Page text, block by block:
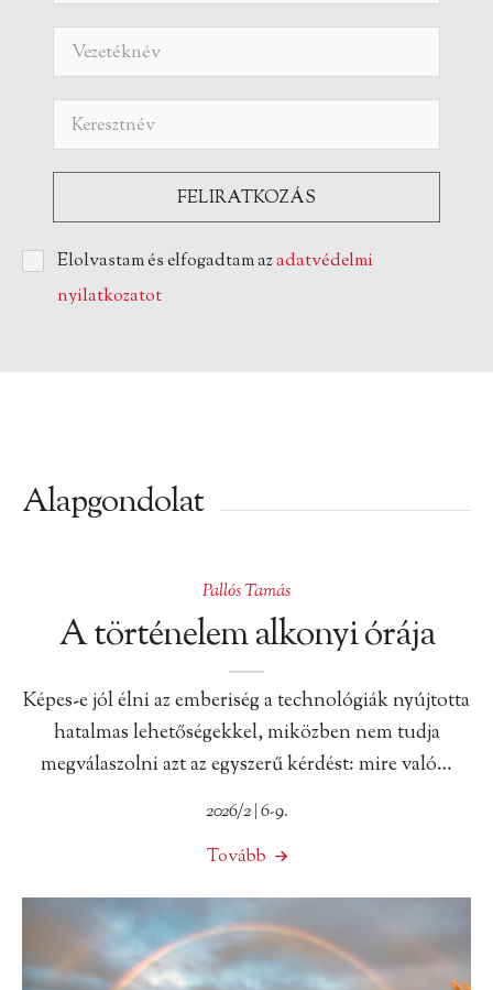
Elolvastam és elfogadtam azadatvédelmi
nyilatkozatot
Alapgondolat
Pallós Tamás
A történelem alkonyi órája
Képes-e jól élni az emberiség a technológiák nyújtotta
hatalmas lehetőségekkel, miközben nem tudja
megválaszolni azt az egyszerű kérdést: mire való…
2026/2 | 6-9.
Tovább